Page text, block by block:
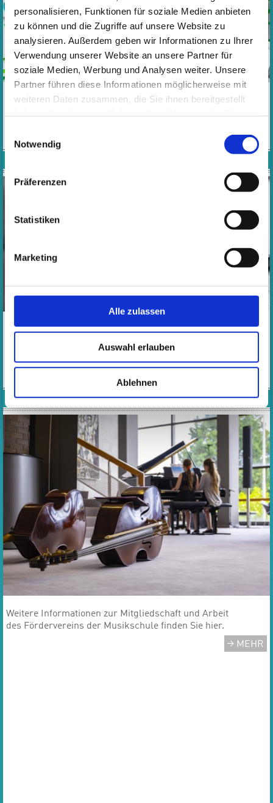
personalisieren, Funktionen für soziale Medien anbieten
zu können und die Zugriffe auf unsere Website zu
analysieren. Außerdem geben wir Informationen zu Ihrer
Verwendung unserer Website an unsere Partner für
soziale Medien, Werbung und Analysen weiter. Unsere
Partner führen diese Informationen möglicherweise mit
weiteren Daten zusammen, die Sie ihnen bereitgestellt
Datenschutzhinweise
Notwendig
Präferenzen
Statistiken
Marketing
Alle zulassen
Auswahl erlauben
Ablehnen
​​​​​​​Zu unseren Musikschulangeboten bieten wir Ihnen folgende
​​​​​​​Sie haben ein vierzehntägiges Widerrufsrecht. Hier finden
Sie Einzelheiten zu Ihrem Widerrufsrecht.
MEHR
FÖRDERVEREIN MUSIKSCHULE
​​​​​​​Weitere Informationen zur Mitgliedschaft und Arbeit
des Fördervereins der Musikschule finden Sie hier.
MEHR